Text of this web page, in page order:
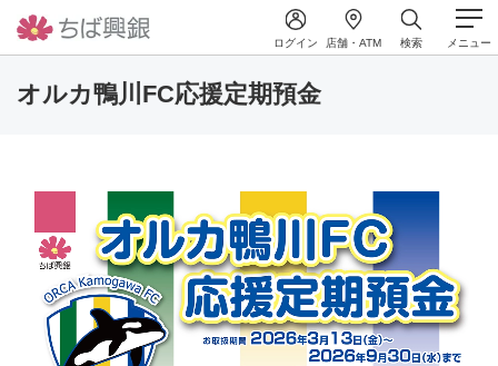
ログイン 店舗・ATM 検索 メニュー
オルカ鴨川FC応援定期預金